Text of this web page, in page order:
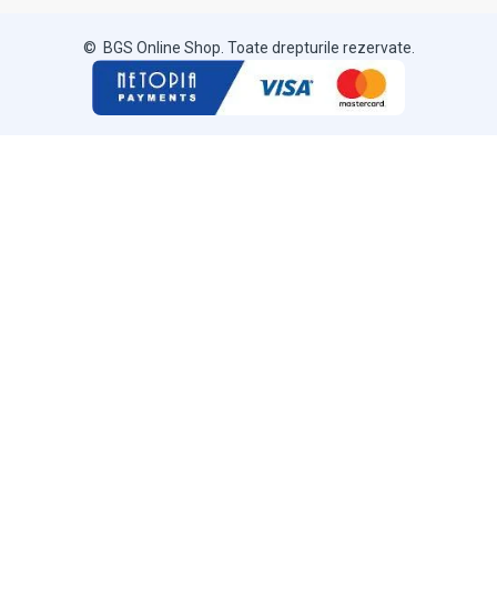
© BGS Online Shop. Toate drepturile rezervate.